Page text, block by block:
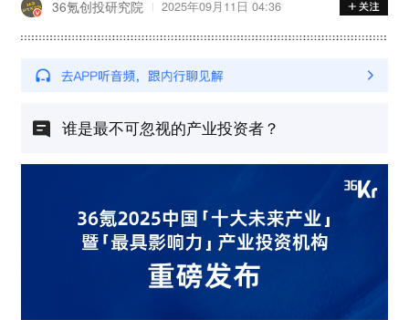
36氪创投研究院 2025年09月11日 04:36
谁是最不可忽视的产业投资者？